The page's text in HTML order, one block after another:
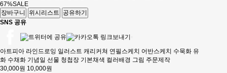
67%SALE
장바구니
위시리스트
공유하기
SNS 공유
아트피아 라인드로잉 일러스트 캐리커쳐 연필스케치 어반스케치 수묵화 유
화 수채화 기념일 선물 청첩장 기본채색 컬러배경 그림 주문제작
30,000원 10,000원